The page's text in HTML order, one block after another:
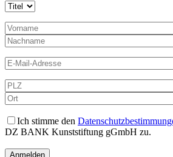
Ich stimme den
DZ BANK Kunststiftung gGmbH zu.